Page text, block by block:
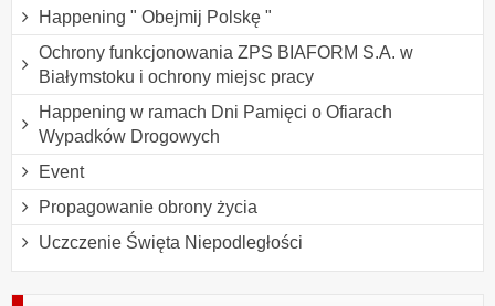
Happening " Obejmij Polskę "
Ochrony funkcjonowania ZPS BIAFORM S.A. w
Białymstoku i ochrony miejsc pracy
Happening w ramach Dni Pamięci o Ofiarach
Wypadków Drogowych
Event
Propagowanie obrony życia
Uczczenie Święta Niepodległości